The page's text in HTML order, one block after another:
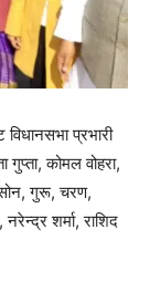
प्रभारी
गुप्ता, कोमल वोहरा,
सोन, गुरू, चरण,
शर्मा, राशिद